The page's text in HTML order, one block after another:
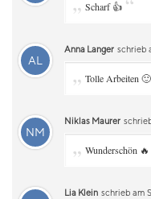
Scharf 👍
AL
Anna Langer schrieb
„ Tolle Arbeiten 🙂
NM
Niklas Maurer
„ Wunderschön 🔥
Lia Klein schrieb am